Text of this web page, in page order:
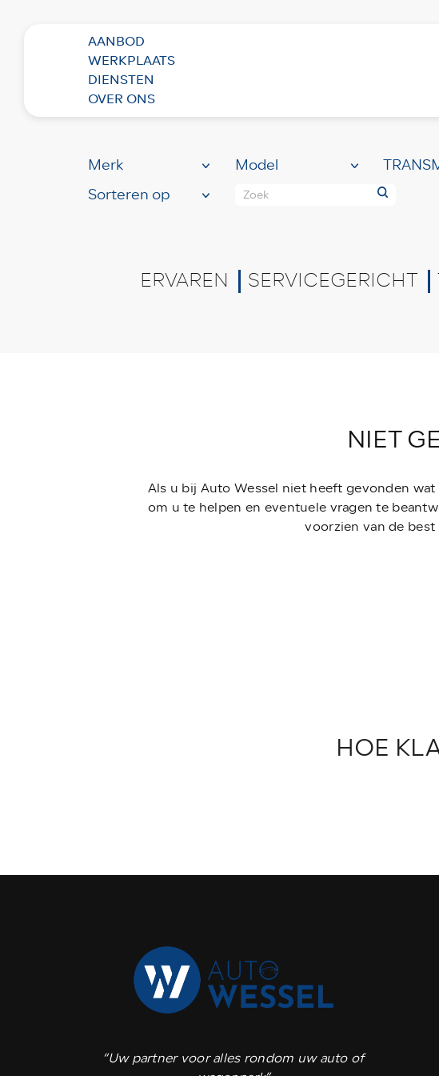
AANBOD
WERKPLAATS
DIENSTEN
OVER ONS
BEKIJK HIER ONS
(81)
Zoek
ERVAREN SERVICEGERICHT
NIET
Als u bij Auto Wessel niet heeft gevonden
om u te helpen en eventuele vragen te
voorzien van de
HOE
“Uw partner voor alles rondom uw auto of